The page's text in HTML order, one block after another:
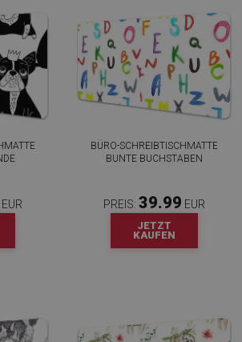
EUR
BÜRO-SCHREIBTISCHMATTE
BUNTE BUCHSTABEN
PREIS: 39.99 EUR
JETZT
KAUFEN